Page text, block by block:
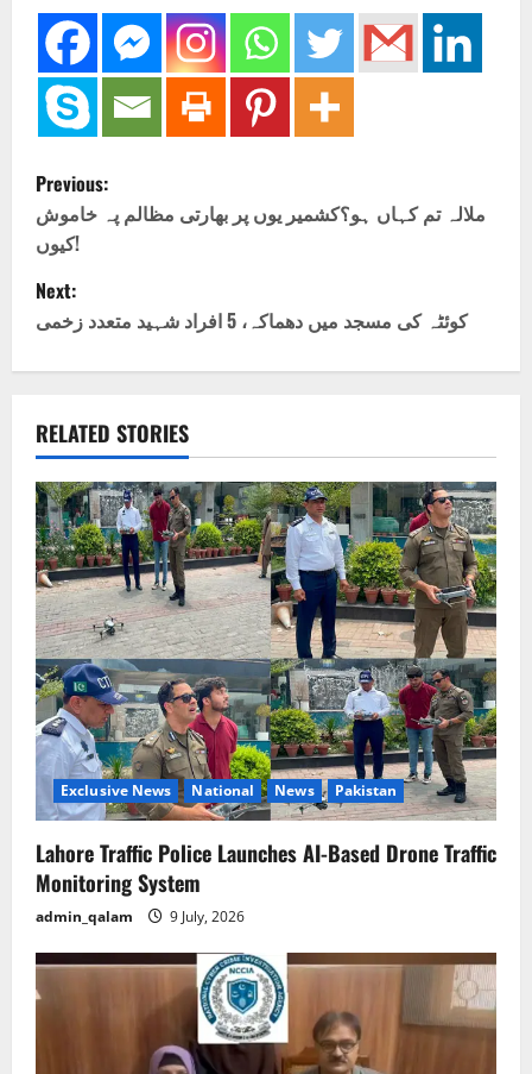
P
o
s
t
n
a
v
i
g
a
t
i
o
n
Previous:
ملالہ تم کہاں ہو؟کشمیر یوں پر بھارتی مظالم پہ خاموش
کیوں!
Next:
کوئٹہ کی مسجد میں دھماکہ، 5 افراد شہید متعدد زخمی
RELATED STORIES
Exclusive News National News Pakistan
Lahore Traffic Police Launches AI-Based Drone Traffic
Monitoring System
admin_qalam 9 July, 2026